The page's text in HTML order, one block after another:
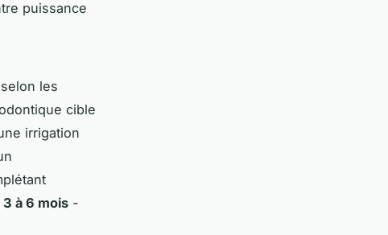
puissance
les
cible
irrigation
3 à 6 mois -